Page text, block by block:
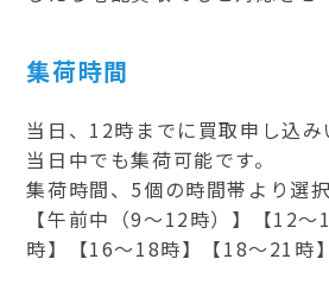
集荷時間
当日、12時までに買取申し込
当日中でも集荷可能です。
集荷時間、5個の時間帯より選択
【午前中（9～12時）】【12
時】【16～18時】【18～21時】